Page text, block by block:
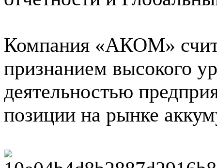
Компания «АКОМ»
признанием высокого
деятельностью
позиции на рынке